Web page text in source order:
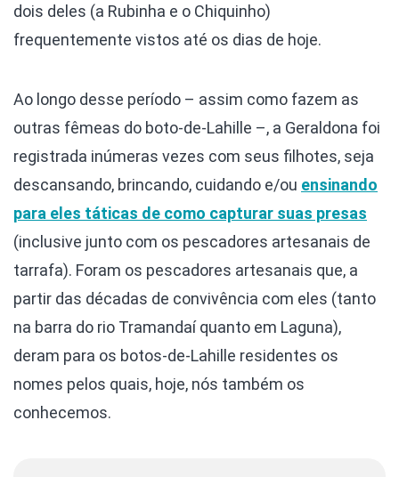
dois deles (a Rubinha e o Chiquinho)
frequentemente vistos até os dias de hoje.
Ao longo desse período – assim como fazem as
outras fêmeas do boto-de-Lahille –, a Geraldona foi
registrada inúmeras vezes com seus filhotes, seja
descansando, brincando, cuidando e/ou ensinando
para eles táticas de como capturar suas presas
(inclusive junto com os pescadores artesanais de
tarrafa). Foram os pescadores artesanais que, a
partir das décadas de convivência com eles (tanto
na barra do rio Tramandaí quanto em Laguna),
deram para os botos-de-Lahille residentes os
nomes pelos quais, hoje, nós também os
conhecemos.